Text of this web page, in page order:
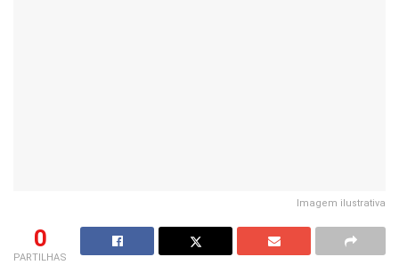
Imagem ilustrativa
0
PARTILHAS